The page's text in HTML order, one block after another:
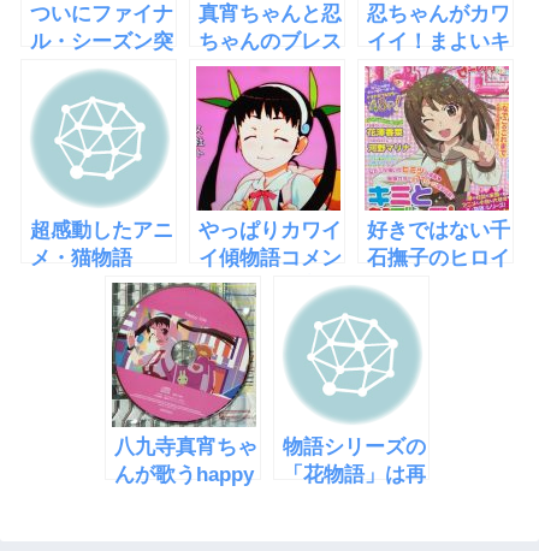
ついにファイナ
ル・シーズン突
入！憑物語が大
晦日に放送決定
真宵ちゃんと忍
ちゃんのブレス
レットの謎
忍ちゃんがカワ
イイ！まよいキ
ョンシー其ノ參
超感動したアニ
メ・猫物語
（白）つばさタ
やっぱりカワイ
イ傾物語コメン
タリーの真宵ち
ゃん
好きではない千
石撫子のヒロイ
ン本を買ってし
まった
八九寺真宵ちゃ
んが歌うhappy
物語シリーズの
「花物語」は再